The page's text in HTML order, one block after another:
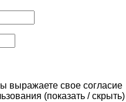
выражаете свое согласие
(показать / скрыть)